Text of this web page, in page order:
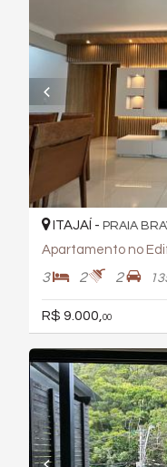
ITAJAÍ - PRAIA
Apartamento no
3 2 2
R$ 9.000, 00